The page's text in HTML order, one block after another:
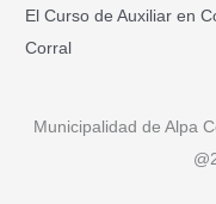
El Curso de Auxiliar en
Corral
Municipalidad de Alpa